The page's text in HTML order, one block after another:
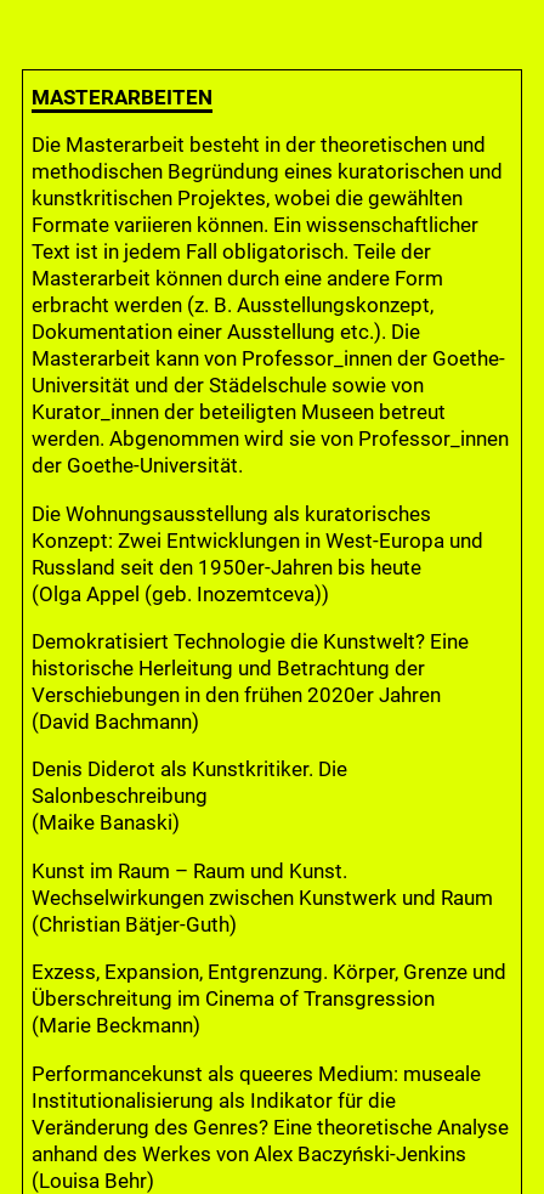
MASTERARBEITEN
Die Masterarbeit besteht in der theoretischen und
methodischen Begründung eines kuratorischen und
kunstkritischen Projektes, wobei die gewählten
Formate variieren können. Ein wissenschaftlicher
Text ist in jedem Fall obligatorisch. Teile der
Masterarbeit können durch eine andere Form
erbracht werden (z. B. Ausstellungskonzept,
Dokumentation einer Ausstellung etc.). Die
Masterarbeit kann von Professor_innen der Goethe-
Universität und der Städelschule sowie von
Kurator_innen der beteiligten Museen betreut
werden. Abgenommen wird sie von Professor_innen
der Goethe-Universität.
Die Wohnungsausstellung als kuratorisches
Konzept: Zwei Entwicklungen in West-Europa und
Russland seit den 1950er-Jahren bis heute
(Olga Appel (geb. Inozemtceva))
Demokratisiert Technologie die Kunstwelt? Eine
historische Herleitung und Betrachtung der
Verschiebungen in den frühen 2020er Jahren
(David Bachmann)
Denis Diderot als Kunstkritiker. Die
Salonbeschreibung
(Maike Banaski)
Kunst im Raum – Raum und Kunst.
Wechselwirkungen zwischen Kunstwerk und Raum
(Christian Bätjer-Guth)
Exzess, Expansion, Entgrenzung. Körper, Grenze und
Überschreitung im Cinema of Transgression
(Marie Beckmann)
Performancekunst als queeres Medium: museale
Institutionalisierung als Indikator für die
Veränderung des Genres? Eine theoretische Analyse
anhand des Werkes von Alex Baczyński-Jenkins
(Louisa Behr)